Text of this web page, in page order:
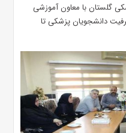
گلستان با معاون آموزشی
دانشجویان ‌پزشکی تا